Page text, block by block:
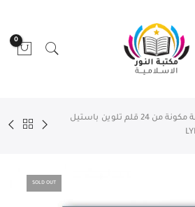
0
مجموعة مكونة من 24 قلم تلوين باستيل
SOLD OUT